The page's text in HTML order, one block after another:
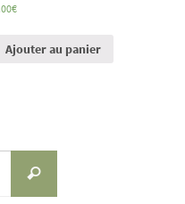
€
Ajouter au panier
Recherche